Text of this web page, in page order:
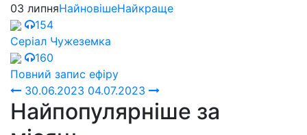
03 липняНайновішеНайкраще
154
Серіал Чужеземка
160
Повний запис ефіру
30.06.2023 04.07.2023
Найпопулярніше за